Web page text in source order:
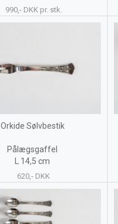
990,- DKK pr. stk.
Orkide Sølvbestik
Pålægsgaffel
L 14,5 cm
620,- DKK